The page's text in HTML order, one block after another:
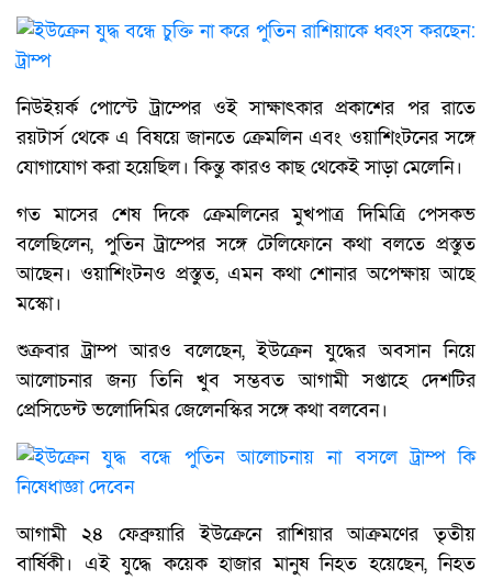
নিউইয়র্ক পোস্টে ট্রাম্পের ওই সাক্ষাৎকার প্রকাশের পর রাতে
রয়টার্স থেকে এ বিষয়ে জানতে ক্রেমলিন এবং ওয়াশিংটনের সঙ্গে
যোগাযোগ করা হয়েছিল। কিন্তু কারও কাছ থেকেই সাড়া মেলেনি।
গত মাসের শেষ দিকে ক্রেমলিনের মুখপাত্র দিমিত্রি পেসকভ
বলেছিলেন, পুতিন ট্রাম্পের সঙ্গে টেলিফোনে কথা বলতে প্রস্তুত
আছেন। ওয়াশিংটনও প্রস্তুত, এমন কথা শোনার অপেক্ষায় আছে
মস্কো।
শুক্রবার ট্রাম্প আরও বলেছেন, ইউক্রেন যুদ্ধের অবসান নিয়ে
আলোচনার জন্য তিনি খুব সম্ভবত আগামী সপ্তাহে দেশটির
প্রেসিডেন্ট ভলোদিমির জেলেনস্কির সঙ্গে কথা বলবেন।
আগামী ২৪ ফেব্রুয়ারি ইউক্রেনে রাশিয়ার আক্রমণের তৃতীয়
বার্ষিকী। এই যুদ্ধে কয়েক হাজার মানুষ নিহত হয়েছেন, নিহত